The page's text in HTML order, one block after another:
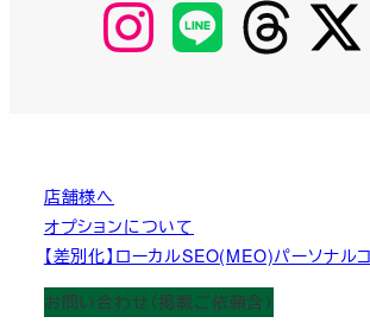
【Instagram】
MyKOBAKO
【LINE】 【threads】
店舗様へ
オプションについて
【差別化】ローカルSEO(MEO)パーソナル
お問い合わせ（掲載ご依頼含）